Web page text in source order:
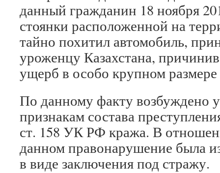
данный гражданин 18 ноября
стоянки расположенной на
тайно похитил автомобиль,
уроженцу Казахстана,
ущерб в особо крупном
По данному факту возбуждено
признакам состава
ст. 158 УК РФ кража. В
данном правонарушение была
в виде заключения под стражу.